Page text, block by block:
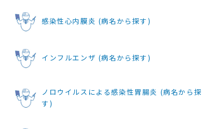
感染性心内膜炎 (病名から探す)
インフルエンザ (病名から探す)
ノロウイルスによる感染性胃腸炎 (病名から探
す)